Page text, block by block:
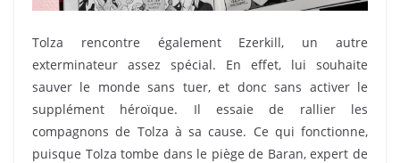
Tolza rencontre également Ezerkill, un autre
exterminateur assez spécial. En effet, lui souhaite
sauver le monde sans tuer, et donc sans activer le
supplément héroïque. Il essaie de rallier les
compagnons de Tolza à sa cause. Ce qui fonctionne,
puisque Tolza tombe dans le piège de Baran, expert de